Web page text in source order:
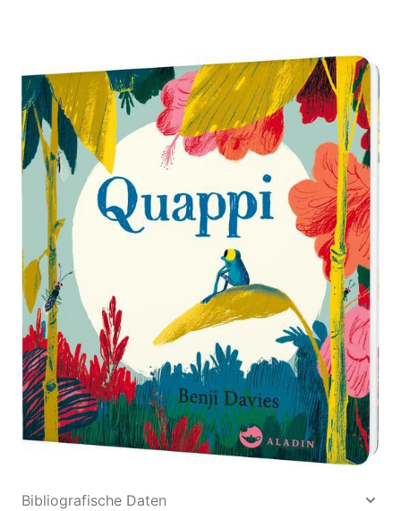
Quappi
Zur Wunschliste hinzufügen
Eine liebevolle Geschichte vom Großwerden für
Kinder ab 3 Jahren
VonBenji Davies
Verlag: Aladin in der
Thienemann-Esslinger
Verlag GmbH
24.03.2026
Buch 24 Seiten
Pappbilderbuch
ISBN: 978-3-
84890332-0
Bibliografische Daten